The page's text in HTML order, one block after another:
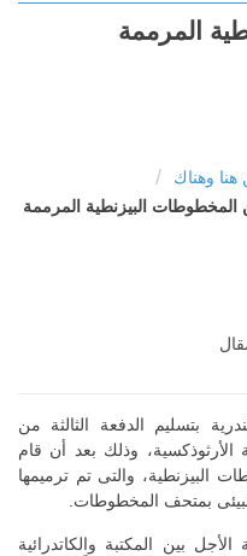
المرممة
وهناك /
البيزنطية المرممة
بتسليم الدفعة الثالثة من
وذلك بعد أن قام
والتى تم ترميمها
بمتحف المخطوطات.
بين المكتبة والكاتدرائية